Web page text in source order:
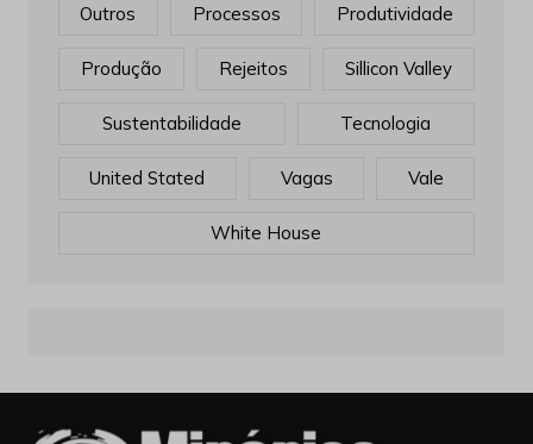
Outros Processos Produtividade
Produção Rejeitos Sillicon Valley
Sustentabilidade Tecnologia
United Stated Vagas Vale
White House